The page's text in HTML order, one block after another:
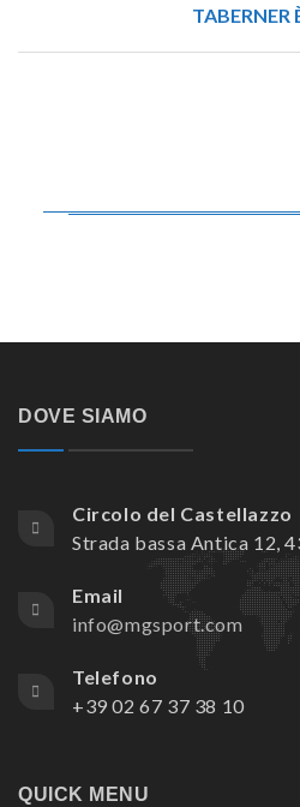
TABERNER
DOVE SIAMO
Circolo del Castellazzo
Strada bassa Antica 12,
Email
info@mgsport.com
Telefono
+39 02 67 37 38 10
QUICK MENU